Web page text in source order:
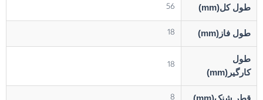
طول کل(mm) 56
طول فاز(mm) 18
طول
کارگیر(mm)
18
قطر شنک(mm)